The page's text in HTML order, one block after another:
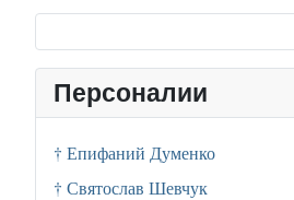
Персоналии
† Епифаний Думенко
† Святослав Шевчук